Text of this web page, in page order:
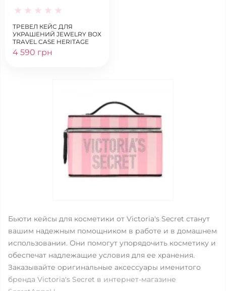
ТРЕВЕЛ КЕЙС ДЛЯ
УКРАШЕНИЙ JEWELRY BOX
TRAVEL CASE HERITAGE
STRIPE
4 590 грн
Бьюти кейсы для косметики от Victoria's Secret станут
вашим надежным помощником в работе и в домашнем
использовании. Они помогут упорядочить косметику и
обеспечат надлежащие условия для ее хранения.
Заказывайте оригинальные аксессуары именитого
бренда Victoria's Secret в интернет-магазине